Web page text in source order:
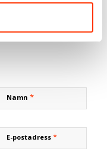
Namn *
E-postadress *